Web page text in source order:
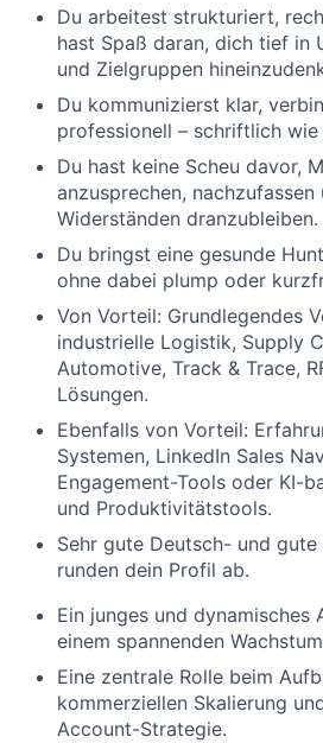
Du arbeitest strukturiert,
hast Spaß daran, dich tief in
und Zielgruppen
Du kommunizierst klar,
professionell – schriftlich wie
Du hast keine Scheu davor,
anzusprechen, nachzufassen
Widerständen dranzubleiben.
Du bringst eine gesunde
ohne dabei plump oder
Von Vorteil: Grundlegendes
industrielle Logistik, Supply
Automotive, Track & Trace,
Lösungen.
Ebenfalls von Vorteil:
Systemen, LinkedIn Sales
Engagement-Tools oder KI-
und Produktivitätstools.
Sehr gute Deutsch- und
runden dein Profil ab.
Ein junges und dynamisches
einem spannenden
Eine zentrale Rolle beim
kommerziellen Skalierung
Account-Strategie.